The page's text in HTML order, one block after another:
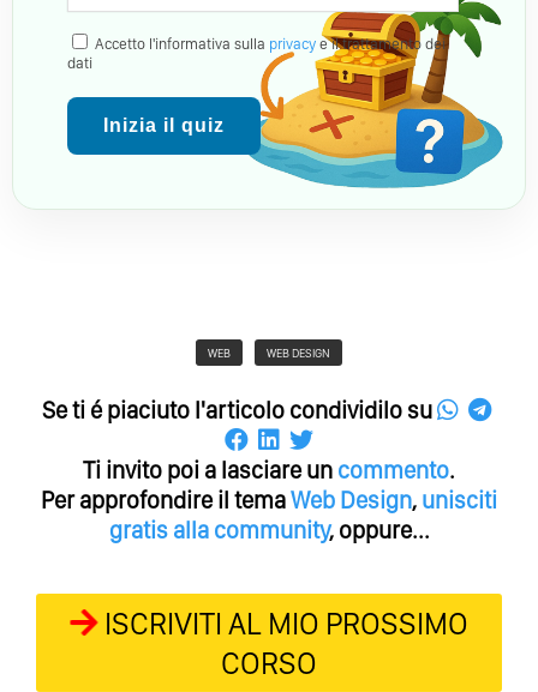
Accetto l'informativa sulla privacy e il trattamento dei
dati
Inizia il quiz
WEB WEB DESIGN
Se ti é piaciuto l'articolo condividilo su
Ti invito poi a lasciare un commento.
Per approfondire il temaWeb Design, unisciti
gratis alla community, oppure...
ISCRIVITI AL MIO PROSSIMO
CORSO